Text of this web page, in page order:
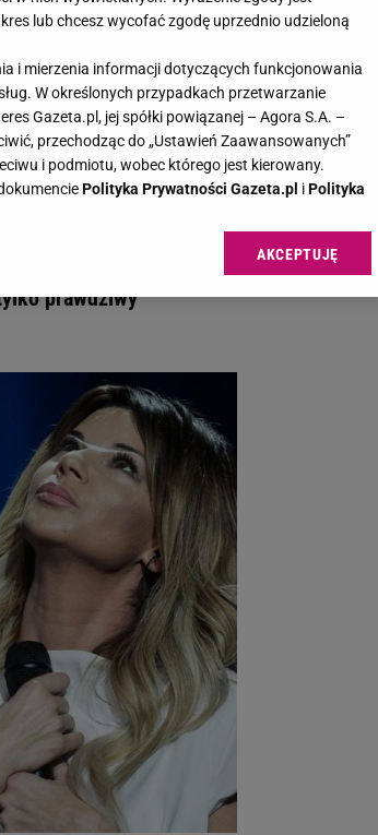
zdobywa komplet punktów! - Gazeta.pl
imię do trzech
trzy nazwiska, a ty
prawdziwy
lub chcesz wycofać zgodę uprzednio udzieloną
i mierzenia informacji dotyczących funkcjonowania
W określonych przypadkach przetwarzanie
Gazeta.pl, jej spółki powiązanej – Agora S.A. –
przechodząc do „Ustawień Zaawansowanych”
i podmiotu, wobec którego jest kierowany.
Polityka Prywatności Gazeta.pl iPolityka
plików cookie Gazeta.pl sp. z o.o., jej
preferencjami dot. przetwarzania danych poprzez
„Ustawień Zaawansowanych”. Zmiana ustawień
w następujących celach:
urządzenia do celów identyfikacji.
reklamy i treści, pomiar reklam i treści,
AKCEPTUJĘ